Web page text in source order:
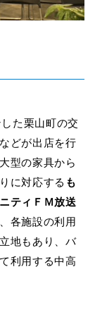
た栗山町の交
どが出店を行
大型の家具から
に対応する も
ティＦＭ放送
各施設の利用
地もあり、バ
利用する中高